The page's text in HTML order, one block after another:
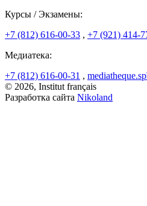
Курсы / Экзамены:
+7 (812) 616-00-33 , +7 (921) 414-
Медиатека:
+7 (812) 616-00-31 ,
© 2026, Institut français
Разработка сайта Nikoland